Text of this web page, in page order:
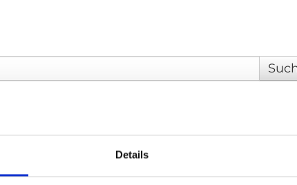
Details
Informationen